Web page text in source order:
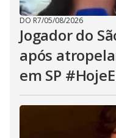
DO R7/05/08/2026
Jogador do
após
em SP